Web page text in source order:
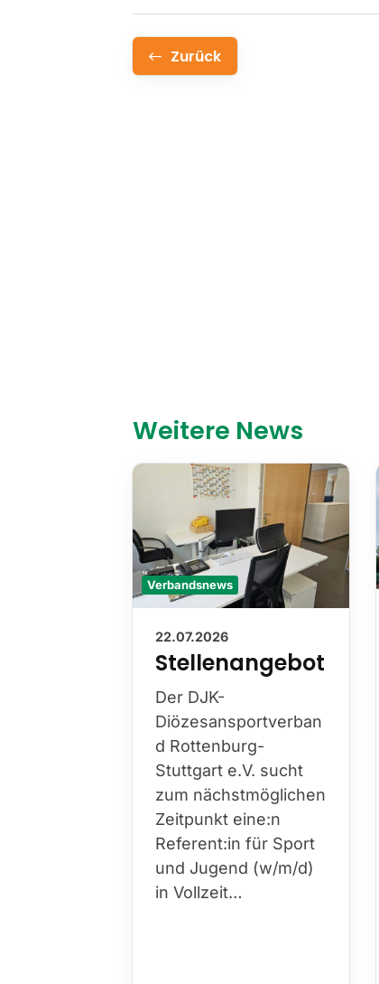
Zurück
Weitere News
Verbandsnews
22.07.2026
Stellenangebot
Der DJK-
Diözesansportverban
d Rottenburg-
Stuttgart e.V. sucht
zum nächstmöglichen
Zeitpunkt eine:n
Referent:in für Sport
und Jugend (w/m/d)
in Vollzeit…